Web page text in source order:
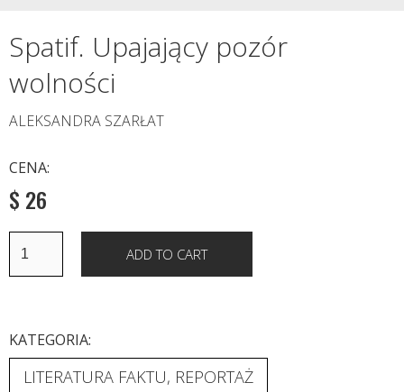
Spatif. Upajający pozór
wolności
ALEKSANDRA SZARŁAT
CENA:
$ 26
KATEGORIA:
LITERATURA FAKTU, REPORTAŻ